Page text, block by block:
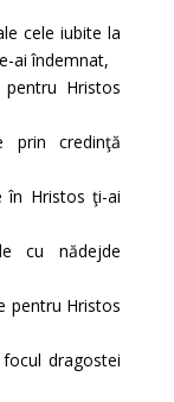
cele iubite la
ai îndemnat,
Hristos
prin credinţă
în Hristos ţi-ai
cu nădejde
pentru Hristos
dragostei